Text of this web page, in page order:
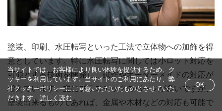
塗装、印刷、水圧転写といった工法で立体物への加飾を得
意としています。特に水圧転写に関しては小ロット対応を
可能とする技術を開発し、試作やオーダーメイドの対応が
増えています。主にプラスチックのパーツが多いですが、
塗装出来るものであれば、金属や木材などの対応も可能で
当サイトでは、お客様により良い体験を提供するため、ク
ッキーを利用しています。当サイトのご利用にあたり、弊
社クッキーポリシーにご同意いただいたものとさせていた
だきます。詳しく読む
OK